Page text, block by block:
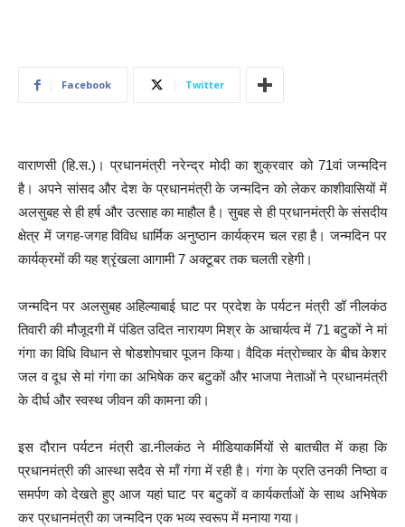
Facebook Twitter
वाराणसी (हि.स.)। प्रधानमंत्री नरेन्द्र मोदी का शुक्रवार को 71वां जन्मदिन
है। अपने सांसद और देश के प्रधानमंत्री के जन्मदिन को लेकर काशीवासियों में
अलसुबह से ही हर्ष और उत्साह का माहौल है। सुबह से ही प्रधानमंत्री के संसदीय
क्षेत्र में जगह-जगह विविध धार्मिक अनुष्ठान कार्यक्रम चल रहा है। जन्मदिन पर
कार्यक्रमों की यह श्रृंखला आगामी 7 अक्टूबर तक चलती रहेगी।
जन्मदिन पर अलसुबह अहिल्याबाई घाट पर प्रदेश के पर्यटन मंत्री डॉ नीलकंठ
तिवारी की मौजूदगी में पंडित उदित नारायण मिश्र के आचार्यत्व में 71 बटुकों ने मां
गंगा का विधि विधान से षोडशोपचार पूजन किया। वैदिक मंत्रोच्चार के बीच केशर
जल व दूध से मां गंगा का अभिषेक कर बटुकों और भाजपा नेताओं ने प्रधानमंत्री
के दीर्घ और स्वस्थ जीवन की कामना की।
इस दौरान पर्यटन मंत्री डा.नीलकंठ ने मीडियाकर्मियों से बातचीत में कहा कि
प्रधानमंत्री की आस्था सदैव से माँ गंगा में रही है। गंगा के प्रति उनकी निष्ठा व
समर्पण को देखते हुए आज यहां घाट पर बटुकों व कार्यकर्ताओं के साथ अभिषेक
कर प्रधानमंत्री का जन्मदिन एक भव्य स्वरूप में मनाया गया।